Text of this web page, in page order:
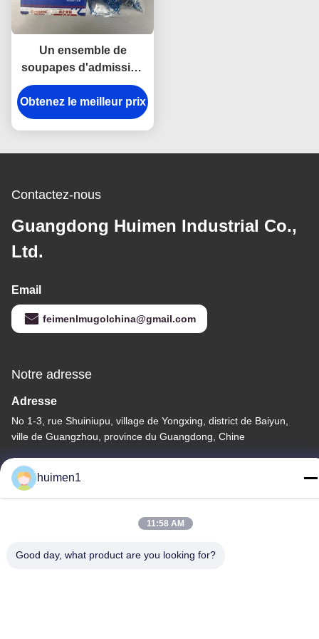
Un ensemble de
soupapes d'admission
de qualité supérieure 8-
94395882 pour ISUZU
700P, boîte de 4 pièces,
fonctionner et durer
Obtenez le meilleur prix
Contactez-nous
Guangdong Huimen Industrial Co.,
Ltd.
Email
feimenlmugolchina@gmail.com
Notre adresse
Adresse
No 1-3, rue Shuiniupu, village de Yongxing, district de Baiyun,
ville de Guangzhou, province du Guangdong, Chine
Téléphone
86-18929562701
huimen1
11:58 AM
Good day, what product are you looking for?